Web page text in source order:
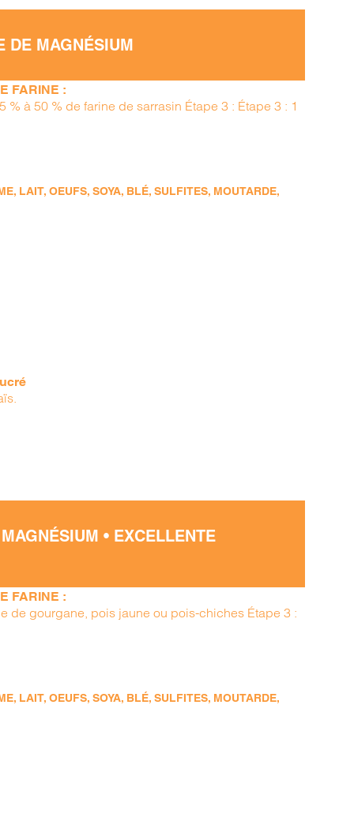
DE MAGNÉSIUM
FARINE :
à 50 % de farine de sarrasin Étape 3 : Étape 3 : 1
LAIT, OEUFS, SOYA, BLÉ, SULFITES, MOUTARDE,
• EXCELLENTE
FARINE :
de gourgane, pois jaune ou pois-chiches Étape 3 :
LAIT, OEUFS, SOYA, BLÉ, SULFITES, MOUTARDE,